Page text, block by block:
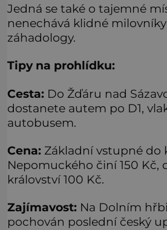
Jedná se také o tajemné
nenechává klidné
záhadology.
Tipy na prohlídku:
Cesta: Do Žďáru nad
dostanete autem po D1,
autobusem.
Cena: Základní vstupné do
Nepomuckého činí 150 Kč,
království 100 Kč.
Zajímavost: Na Dolním
pochován poslední český